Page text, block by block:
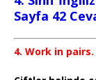
Sayfa 42
4. Work in